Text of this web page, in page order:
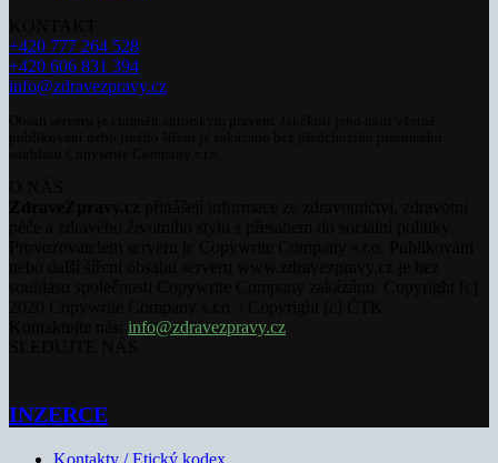
+420 777 264 528
+420 606 831 394
info@zdravezpravy.cz
info@zdravezpravy.cz
INZERCE
Kontakty / Etický kodex